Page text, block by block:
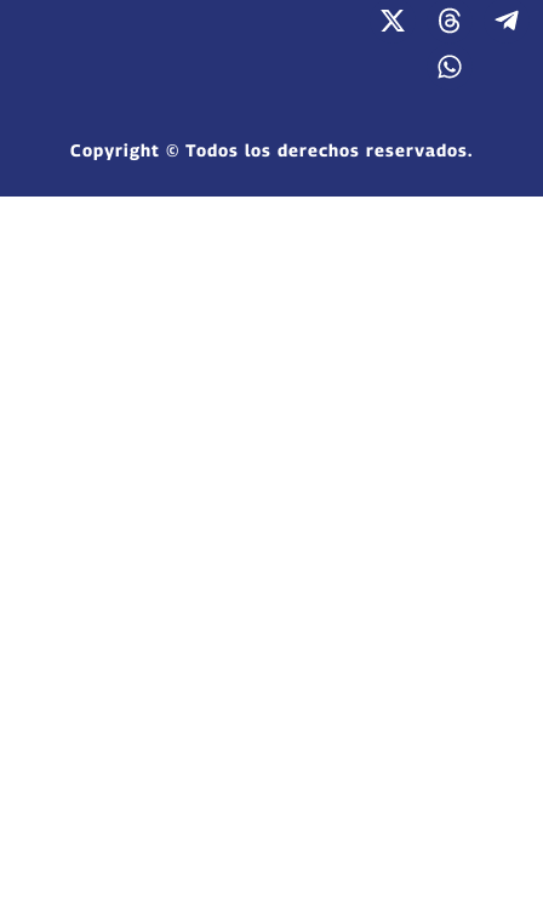
Copyright © Todos los derechos reservados.